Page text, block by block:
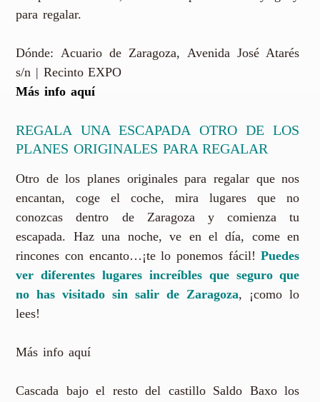
para regalar.
Dónde: Acuario de Zaragoza, Avenida José Atarés
s/n | Recinto EXPO
Más info aquí
REGALA UNA ESCAPADA OTRO DE LOS
PLANES ORIGINALES PARA REGALAR
Otro de los planes originales para regalar que nos
encantan, coge el coche, mira lugares que no
conozcas dentro de Zaragoza y comienza tu
escapada. Haz una noche, ve en el día, come en
rincones con encanto…¡te lo ponemos fácil!Puedes
ver diferentes lugares increíbles que seguro que
no has visitado sin salir de Zaragoza, ¡como lo
lees!
Más info aquí
Cascada bajo el resto del castillo Saldo Baxo los